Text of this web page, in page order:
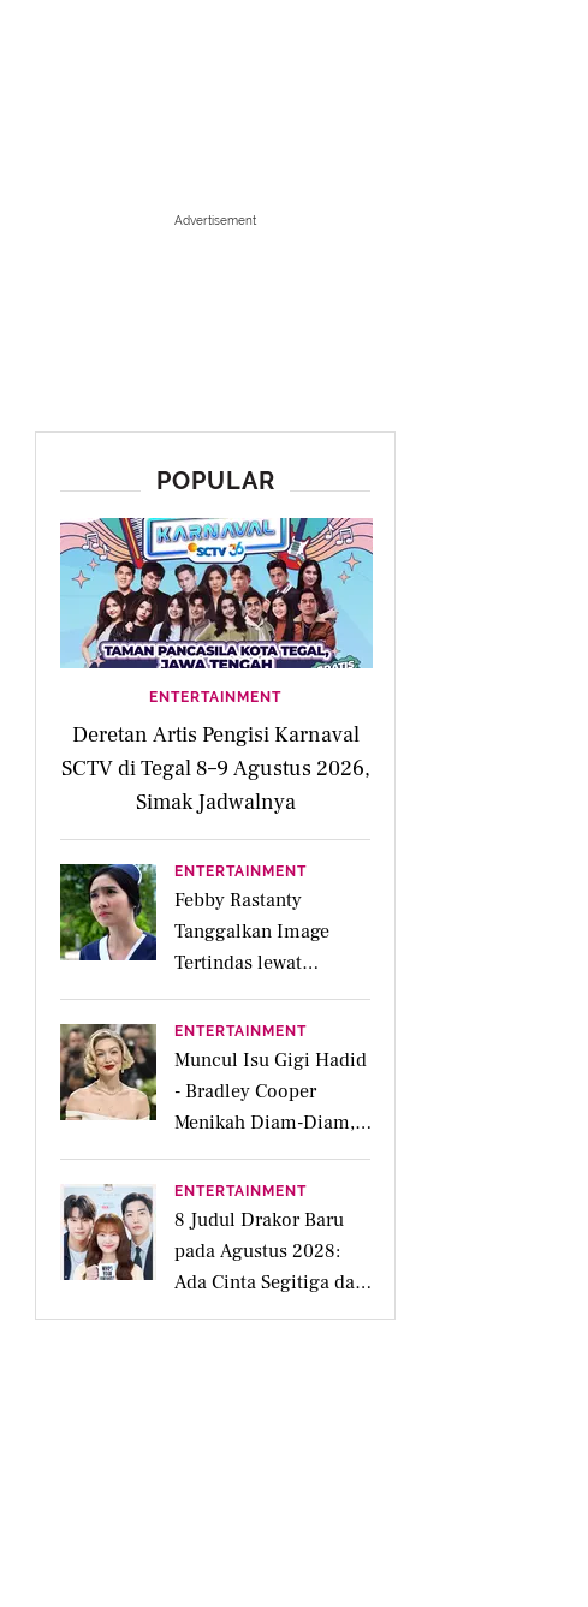
Advertisement
POPULAR
ENTERTAINMENT
Deretan Artis Pengisi Karnaval
SCTV di Tegal 8–9 Agustus 2026,
Simak Jadwalnya
ENTERTAINMENT
Febby Rastanty
Tanggalkan Image
Tertindas lewat
Sinetron SCTV Biarkan
Hati Bicara
ENTERTAINMENT
Muncul Isu Gigi Hadid
- Bradley Cooper
Menikah Diam-Diam,
Dipicu Cincin Kawin
Brand Prancis
ENTERTAINMENT
8 Judul Drakor Baru
pada Agustus 2028:
Ada Cinta Segitiga dan
Romansa Berbalut